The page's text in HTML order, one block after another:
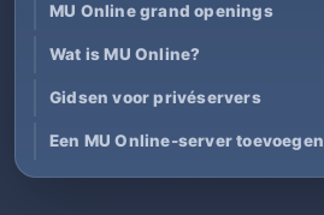
MU Online grand openings
Wat is MU Online?
Gidsen voor privéservers
Een MU Online-server toevoegen